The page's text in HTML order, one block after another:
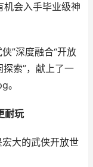
会入手毕业级神
”深度融合“开放
探索”，献上了一
。
耐玩
大的武侠开放世